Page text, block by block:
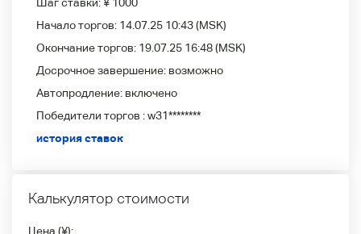
Начало торгов: 14.07.25 10:43(MSK)
Окончание торгов: 19.07.25 16:48(MSK)
Досрочное завершение: возможно
Автопродление: включено
Победители
торгов :w31********
история ставок
Калькулятор стоимости
Цена (¥):